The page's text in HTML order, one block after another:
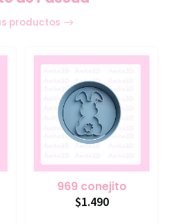
productos
969 conejito
$1.490